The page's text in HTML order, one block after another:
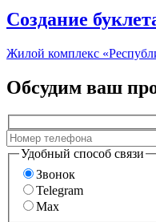
Создание
Жилой комплекс
Обсудим ваш
Удобный способ связи
Звонок
Telegram
Max